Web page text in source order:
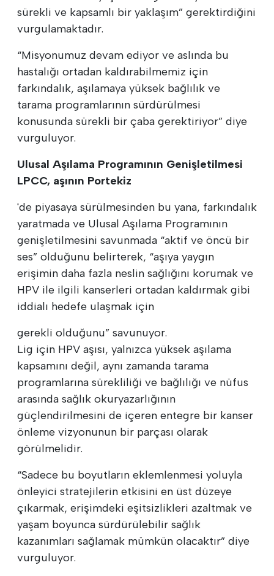
sürekli ve kapsamlı bir yaklaşım” gerektirdiğini
vurgulamaktadır.
“Misyonumuz devam ediyor ve aslında bu
hastalığı ortadan kaldırabilmemiz için
farkındalık, aşılamaya yüksek bağlılık ve
tarama programlarının sürdürülmesi
konusunda sürekli bir çaba gerektiriyor” diye
vurguluyor.
Ulusal Aşılama Programının Genişletilmesi
LPCC, aşının Portekiz
'de piyasaya sürülmesinden bu yana, farkındalık
yaratmada ve Ulusal Aşılama Programının
genişletilmesini savunmada “aktif ve öncü bir
ses” olduğunu belirterek, “aşıya yaygın
erişimin daha fazla neslin sağlığını korumak ve
HPV ile ilgili kanserleri ortadan kaldırmak gibi
iddialı hedefe ulaşmak için
gerekli olduğunu” savunuyor.
Lig için HPV aşısı, yalnızca yüksek aşılama
kapsamını değil, aynı zamanda tarama
programlarına sürekliliği ve bağlılığı ve nüfus
arasında sağlık okuryazarlığının
güçlendirilmesini de içeren entegre bir kanser
önleme vizyonunun bir parçası olarak
görülmelidir.
“Sadece bu boyutların eklemlenmesi yoluyla
önleyici stratejilerin etkisini en üst düzeye
çıkarmak, erişimdeki eşitsizlikleri azaltmak ve
yaşam boyunca sürdürülebilir sağlık
kazanımları sağlamak mümkün olacaktır” diye
vurguluyor.